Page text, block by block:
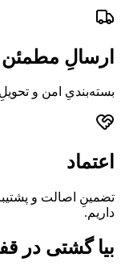
ارسالِ مطمئن
بسته‌بندیِ امن و
اعتماد
تضمینِ اصالت و
داریم.
بیا گشتی در